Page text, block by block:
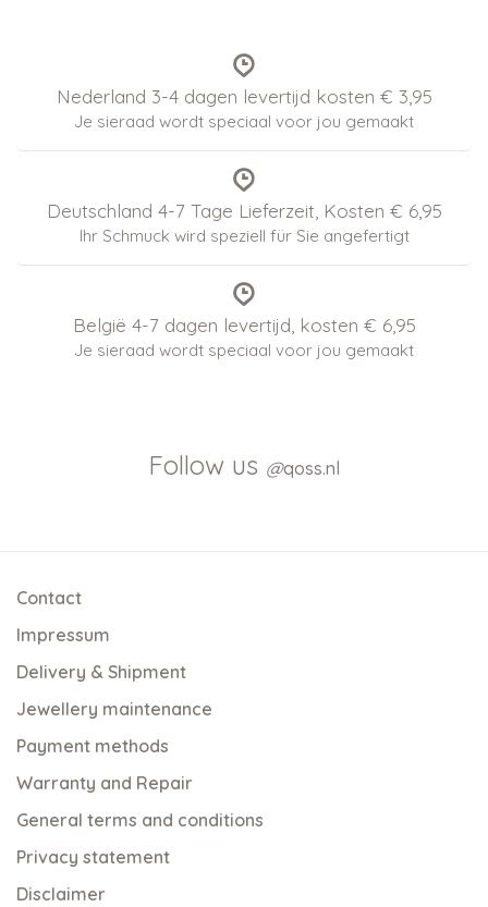
Nederland 3-4 dagen levertijd kosten € 3,95
Je sieraad wordt speciaal voor jou gemaakt
Deutschland 4-7 Tage Lieferzeit, Kosten € 6,95
Ihr Schmuck wird speziell für Sie angefertigt
België 4-7 dagen levertijd, kosten € 6,95
Je sieraad wordt speciaal voor jou gemaakt
Follow us @qoss.nl
Contact
Impressum
Delivery & Shipment
Jewellery maintenance
Payment methods
Warranty and Repair
General terms and conditions
Privacy statement
Disclaimer